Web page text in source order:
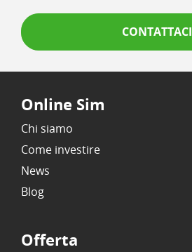
CONTATTACI
Online Sim
Chi siamo
Come investire
News
Blog
Offerta